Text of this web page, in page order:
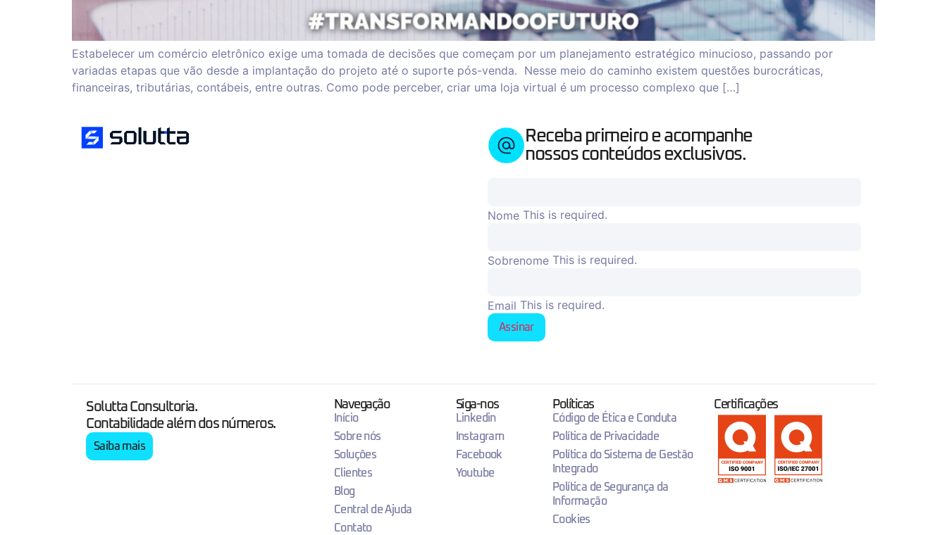
Estabelecer um comércio eletrônico exige uma tomada de decisões que começam por um planejamento estratégico minucioso, passando por
variadas etapas que vão desde a implantação do projeto até o suporte pós-venda. Nesse meio do caminho existem questões burocráticas,
financeiras, tributárias, contábeis, entre outras. Como pode perceber, criar uma loja virtual é um processo complexo que […]
Receba primeiro e acompanhe
nossos conteúdos exclusivos.
Nome This is required.
Sobrenome This is required.
Email This is required.
Assinar
Solutta Consultoria.
Contabilidade além dos números.
Saiba mais
Navegação
Início
Sobre nós
Soluções
Clientes
Blog
Central de Ajuda
Contato
Siga-nos
Linkedin
Instagram
Facebook
Youtube
Políticas
Código de Ética e Conduta
Política de Privacidade
Política do Sistema de Gestão
Integrado
Política de Segurança da
Informação
Cookies
Certificações